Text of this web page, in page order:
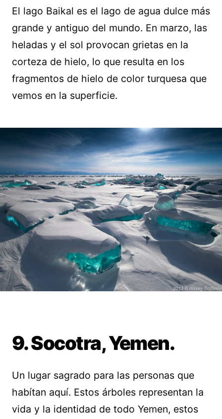
El lago Baikal es el lago de agua dulce más
grande y antiguo del mundo. En marzo, las
heladas y el sol provocan grietas en la
corteza de hielo, lo que resulta en los
fragmentos de hielo de color turquesa que
vemos en la superficie.
9. Socotra, Yemen.
Un lugar sagrado para las personas que
habítan aquí. Estos árboles representan la
vida y la identidad de todo Yemen, estos